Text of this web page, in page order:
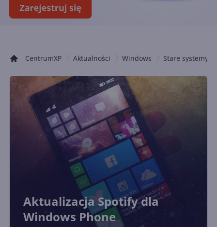
CentrumXP Aktualności Windows Stare systemy
Aktualizacja Spotify dla
Windows Phone